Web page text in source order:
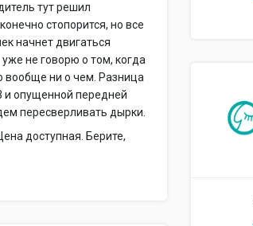
тут решил
стопорится, но все
начнет двигаться
не говорю о том, когда
вообще ни о чем. Разница
и опущенной передней
пересверливать дырки.
доступная. Берите,